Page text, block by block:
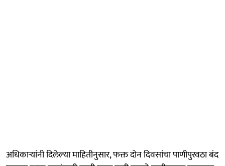
अधिकाऱ्यांनी दिलेल्या माहितीनुसार, फक्त दोन दिवसांचा पाणीपुरवठा बंद